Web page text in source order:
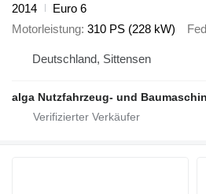
2014
Euro 6
Motorleistung 310 PS (228 kW)
Deutschland, Sittensen